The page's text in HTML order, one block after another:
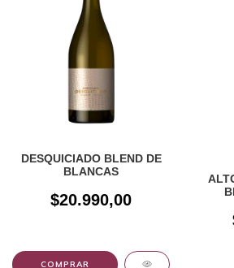
DESQUICIADO BLEND DE
BLANCAS
$20.990,00